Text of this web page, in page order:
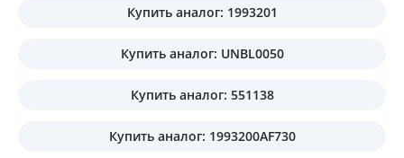
Купить аналог: 1993201
Купить аналог: UNBL0050
Купить аналог: 551138
Купить аналог: 1993200AF730